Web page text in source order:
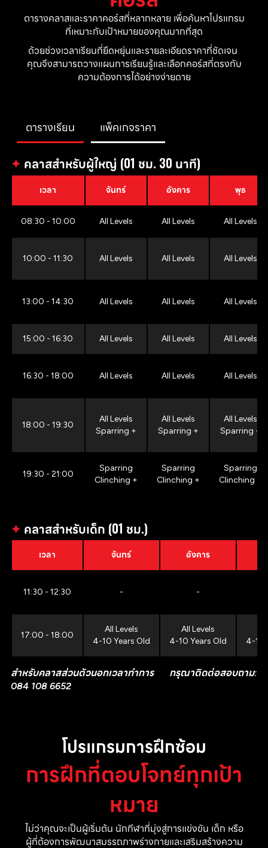
ตารางคลาสและราคาคอร์สที่หลากหลาย เพื่อค้นหาโปรแกรม
ที่เหมาะกับเป้าหมายของคุณมากที่สุด
ด้วยช่วงเวลาเรียนที่ยืดหยุ่นและรายละเอียดราคาที่ชัดเจน
คุณจึงสามารถวางแผนการเรียนรู้และเลือกคอร์สที่ตรงกับ
ความต้องการได้อย่างง่ายดาย
ตารางเรียน แพ็คเกจราคา
✦ คลาสสำหรับผู้ใหญ่ (01 ชม. 30 นาที)
เวลา จันทร์ อังคาร พุธ
08:30 - 10:00 All Levels All Levels All Levels
10:00 - 11:30 All Levels All Levels All Levels
13:00 - 14:30 All Levels All Levels All Levels
15:00 - 16:30 All Levels All Levels All Levels
16:30 - 18:00 All Levels All Levels All Levels
18:00 - 19:30
All Levels
Sparring +
All Levels
Sparring +
All Levels
Sparring +
19:30 - 21:00
Sparring
Clinching +
Sparring
Clinching +
Sparring
Clinching +
✦ คลาสสำหรับเด็ก (01 ชม.)
เวลา จันทร์ อังคาร
11:30 - 12:30 - -
17:00 - 18:00
All Levels
4-10 Years Old
All Levels
4-10 Years Old
4-10
สำหรับคลาสส่วนตัวนอกเวลาทำการ กรุณาติดต่อสอบถาม:
084 108 6652
โปรแกรมการฝึกซ้อม
การฝึกที่ตอบโจทย์ทุกเป้า
หมาย
ไม่ว่าคุณจะเป็นผู้เริ่มต้น นักกีฬาที่มุ่งสู่การแข่งขัน เด็ก หรือ
ผู้ที่ต้องการพัฒนาสมรรถภาพร่างกายและเสริมสร้างความ